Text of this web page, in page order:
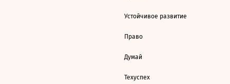
Устойчивое развитие
Право
Думай
Техуспех